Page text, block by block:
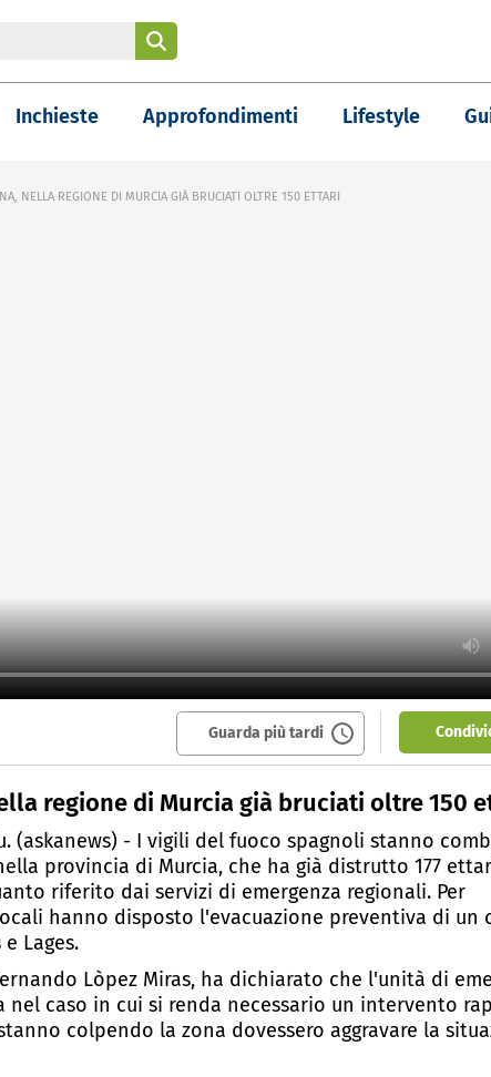
Inchieste Approfondimenti Lifestyle
NELLA REGIONE DI MURCIA GIÀ BRUCIATI OLTRE 150 ETTARI
Guarda più tardi
regione di Murcia già bruciati oltre 150
(askanews) - I vigili del fuoco spagnoli stanno
provincia di Murcia, che ha già distrutto 177
riferito dai servizi di emergenza regionali. Per
hanno disposto l'evacuazione preventiva di un
Lages.
Lòpez Miras, ha dichiarato che l'unità di
caso in cui si renda necessario un intervento
colpendo la zona dovessero aggravare la